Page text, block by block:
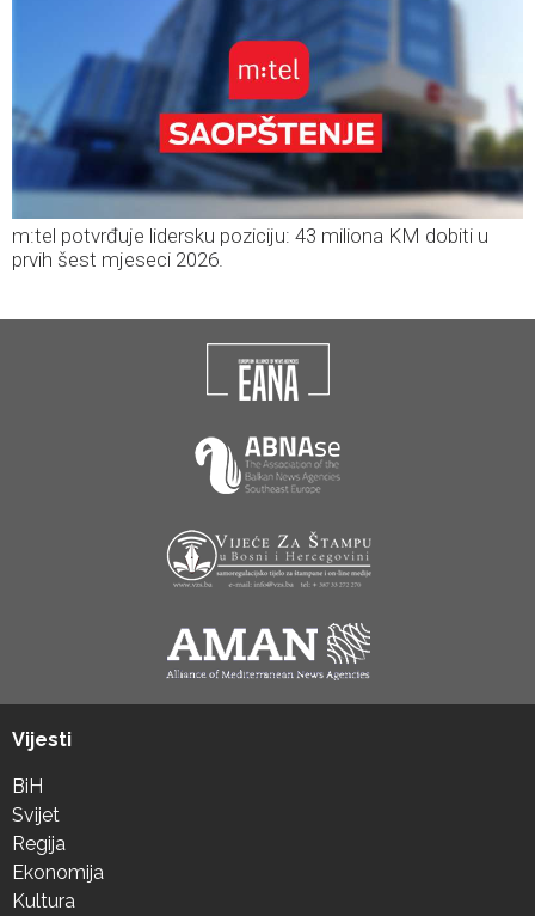
m:tel potvrđuje lidersku poziciju: 43 miliona KM dobiti u
prvih šest mjeseci 2026.
Vijesti
BiH
Svijet
Regija
Ekonomija
Kultura